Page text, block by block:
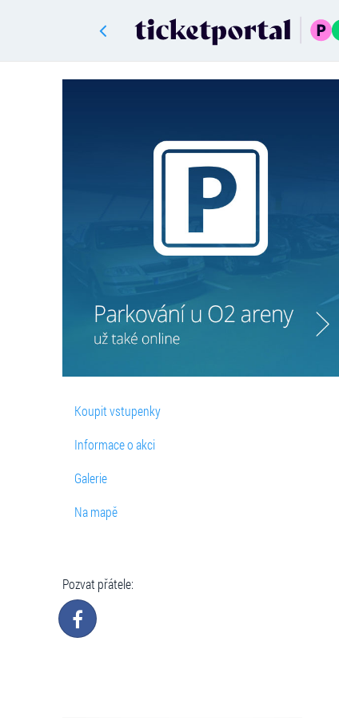
Koupit vstupenky
Informace o akci
Galerie
Na mapě
Pozvat přátele: